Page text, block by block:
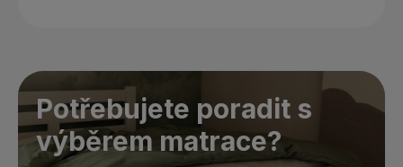
Potřebujete poradit s
výběrem matrace?